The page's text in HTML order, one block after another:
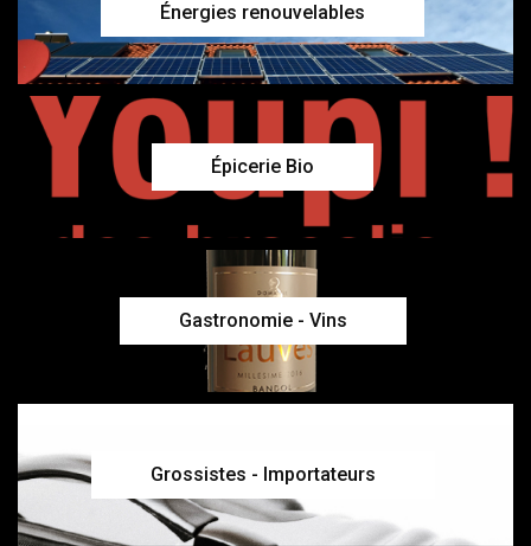
Énergies renouvelables
Épicerie Bio
Gastronomie - Vins
Grossistes - Importateurs